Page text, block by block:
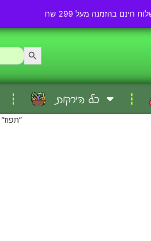
Search Button
כל הירקות
/ Products tagged “תפוז”